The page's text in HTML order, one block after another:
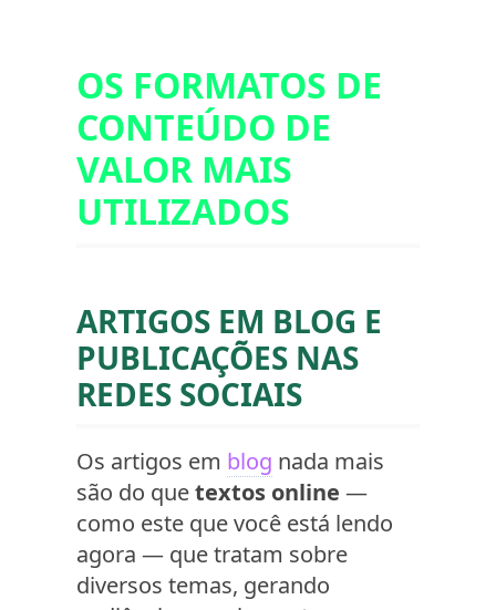
OS FORMATOS DE
CONTEÚDO DE
VALOR MAIS
UTILIZADOS
ARTIGOS EM BLOG E
PUBLICAÇÕES NAS
REDES SOCIAIS
Os artigos em blog nada mais
são do quetextos online —
como este que você está lendo
agora — que tratam sobre
diversos temas, gerando